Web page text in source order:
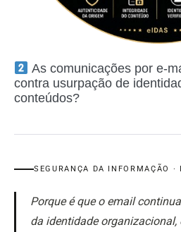
As comunicações por e-
contra usurpação de
conteúdos?
SEGURANÇA DA INFORMAÇÃO
Porque é que o email
da identidade organizacional,